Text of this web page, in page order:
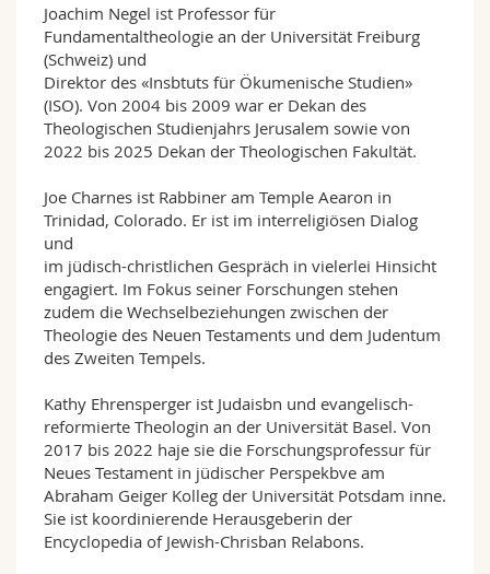
Joachim Negel ist Professor für
Fundamentaltheologie an der Universität Freiburg
(Schweiz) und
Direktor des «Insbtuts für Ökumenische Studien»
(ISO). Von 2004 bis 2009 war er Dekan des
Theologischen Studienjahrs Jerusalem sowie von
2022 bis 2025 Dekan der Theologischen Fakultät.
Joe Charnes ist Rabbiner am Temple Aearon in
Trinidad, Colorado. Er ist im interreligiösen Dialog
und
im jüdisch-christlichen Gespräch in vielerlei Hinsicht
engagiert. Im Fokus seiner Forschungen stehen
zudem die Wechselbeziehungen zwischen der
Theologie des Neuen Testaments und dem Judentum
des Zweiten Tempels.
Kathy Ehrensperger ist Judaisbn und evangelisch-
reformierte Theologin an der Universität Basel. Von
2017 bis 2022 haje sie die Forschungsprofessur für
Neues Testament in jüdischer Perspekbve am
Abraham Geiger Kolleg der Universität Potsdam inne.
Sie ist koordinierende Herausgeberin der
Encyclopedia of Jewish-Chrisban Relabons.